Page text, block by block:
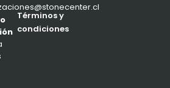
Términos y
condiciones